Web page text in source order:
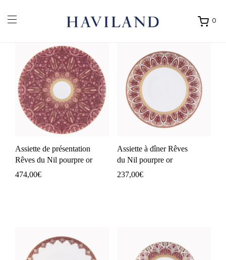
0
Ouvrir
Assiette de présentation
Rêves du Nil pourpre or
474,00€
Assiette à dîner Rêves
du Nil pourpre or
237,00€